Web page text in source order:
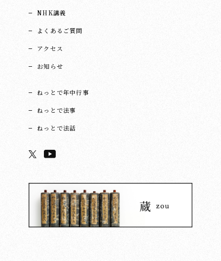
NHK講義
よくあるご質問
アクセス
お知らせ
ねっとで年中行事
ねっとで法事
ねっとで法話